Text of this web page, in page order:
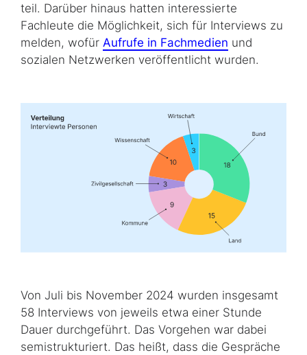
teil. Darüber hinaus hatten interessierte
Fachleute die Möglichkeit, sich für Interviews zu
melden, wofür Aufrufe in Fachmedien und
sozialen Netzwerken veröffentlicht wurden.
Von Juli bis November 2024 wurden insgesamt
58 Interviews von jeweils etwa einer Stunde
Dauer durchgeführt. Das Vorgehen war dabei
semistrukturiert. Das heißt, dass die Gespräche